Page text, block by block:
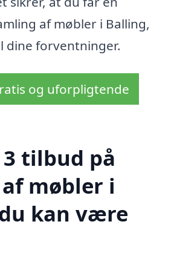
af møbler i Balling,
dine forventninger.
og uforpligtende
tilbud på
møbler i
kan være